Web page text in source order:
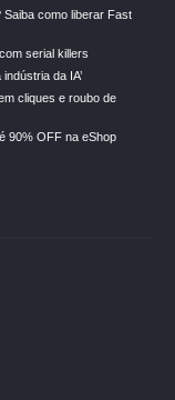
como liberar Fast
serial killers
da IA’
cliques e roubo de
90% OFF na eShop